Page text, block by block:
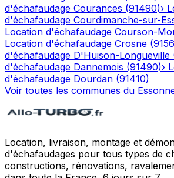
d'échafaudage Courances (91490)›
d'échafaudage Courdimanche-sur-
Location d'échafaudage Courson-
Location d'échafaudage Crosne (
d'échafaudage D'Huison-Longueville
d'échafaudage Dannemois (91490)›
d'échafaudage Dourdan (91410)
Voir toutes les communes du
Location, livraison, montage et
d'échafaudages pour tous types de
constructions, rénovations,